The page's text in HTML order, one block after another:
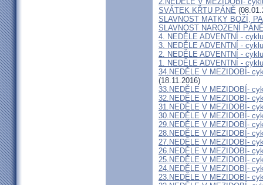
SVÁTEK KŘTU PÁNĚ
SLAVNOST MATKY BOŽÍ,
SLAVNOST NAROZENÍ
4. NEDĚLE ADVENTNÍ -
3. NEDĚLE ADVENTNÍ -
2. NEDĚLE ADVENTNÍ -
1. NEDĚLE ADVENTNÍ -
34.NEDĚLE V MEZIDOBÍ-
(18.11.2016)
33.NEDĚLE V MEZIDOBÍ-
32.NEDĚLE V MEZIDOBÍ-
31.NEDĚLE V MEZIDOBÍ-
30.NEDĚLE V MEZIDOBÍ-
29.NEDĚLE V MEZIDOBÍ-
28.NEDĚLE V MEZIDOBÍ-
27.NEDĚLE V MEZIDOBÍ-
26.NEDĚLE V MEZIDOBÍ-
25.NEDĚLE V MEZIDOBÍ-
24.NEDĚLE V MEZIDOBÍ-
23.NEDĚLE V MEZIDOBÍ-